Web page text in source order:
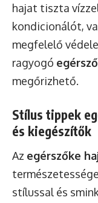
hajat tiszta
kondicionálót,
megfelelő
ragyogó
megőrizhető.
Stílus tippek
és kiegészítők
Az egérszőke
stílussal és